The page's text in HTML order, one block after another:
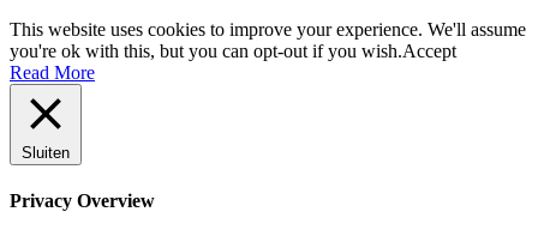
This website uses cookies to improve your experience. We'll assume
you're ok with this, but you can opt-out if you wish.Accept
Read More
Sluiten
Privacy Overview